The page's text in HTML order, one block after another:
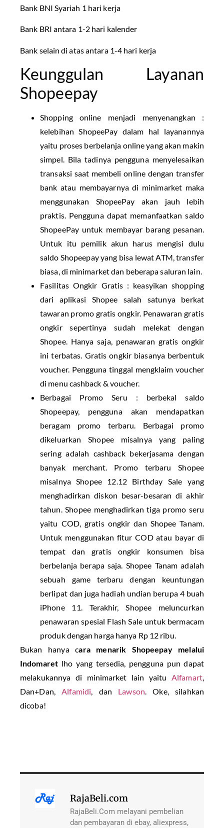
Bank BNI Syariah 1 hari kerja
Bank BRI antara 1-2 hari kalender
Bank selain di atas antara 1-4 hari kerja
Keunggulan Layanan
Shopeepay
Shopping online menjadi menyenangkan :
kelebihan ShopeePay dalam hal layanannya
yaitu proses berbelanja online yang akan makin
simpel. Bila tadinya pengguna menyelesaikan
transaksi saat membeli online dengan transfer
bank atau membayarnya di minimarket maka
menggunakan ShopeePay akan jauh lebih
praktis. Pengguna dapat memanfaatkan saldo
ShopeePay untuk membayar barang pesanan.
Untuk itu pemilik akun harus mengisi dulu
saldo Shopeepay yang bisa lewat ATM, transfer
biasa, di minimarket dan beberapa saluran lain.
Fasilitas Ongkir Gratis : keasyikan shopping
dari aplikasi Shopee salah satunya berkat
tawaran promo gratis ongkir. Penawaran gratis
ongkir sepertinya sudah melekat dengan
Shopee. Hanya saja, penawaran gratis ongkir
ini terbatas. Gratis ongkir biasanya berbentuk
voucher. Pengguna tinggal mengklaim voucher
di menu cashback & voucher.
Berbagai Promo Seru : berbekal saldo
Shopeepay, pengguna akan mendapatkan
beragam promo terbaru. Berbagai promo
dikeluarkan Shopee misalnya yang paling
sering adalah cashback bekerjasama dengan
banyak merchant. Promo terbaru Shopee
misalnya Shopee 12.12 Birthday Sale yang
menghadirkan diskon besar-besaran di akhir
tahun. Shopee menghadirkan tiga promo seru
yaitu COD, gratis ongkir dan Shopee Tanam.
Untuk menggunakan fitur COD atau bayar di
tempat dan gratis ongkir konsumen bisa
berbelanja berapa saja. Shopee Tanam adalah
sebuah game terbaru dengan keuntungan
berlipat dan juga hadiah undian berupa 4 buah
iPhone 11. Terakhir, Shopee meluncurkan
penawaran spesial Flash Sale untuk bermacam
produk dengan harga hanya Rp 12 ribu.
Bukan hanya cara menarik Shopeepay melalui
Indomaretlho yang tersedia, pengguna pun dapat
melakukannya di minimarket lain yaituAlfamart,
Dan+Dan,Alfamidi, dan Lawson. Oke, silahkan
dicoba!
RajaBeli.com
RajaBeli.Com melayani pembelian
dan pembayaran di ebay, aliexpress,